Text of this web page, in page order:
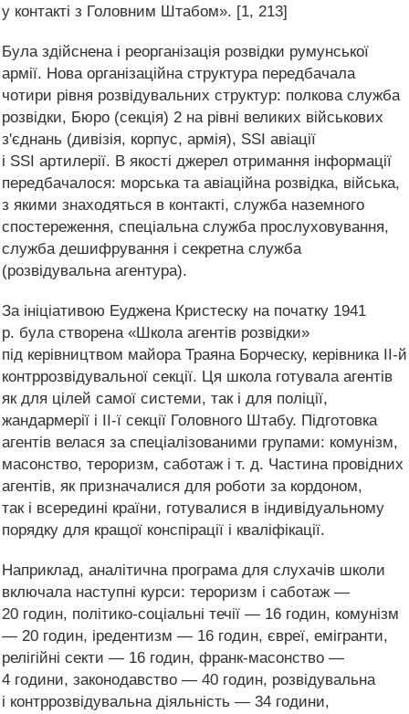
у контакті з Головним Штабом». [1, 213]
Була здійснена і реорганізація розвідки румунської
армії. Нова організаційна структура передбачала
чотири рівня розвідувальних структур: полкова служба
розвідки, Бюро (секція) 2 на рівні великих військових
з'єднань (дивізія, корпус, армія), SSI авіації
і SSI артилерії. В якості джерел отримання інформації
передбачалося: морська та авіаційна розвідка, війська,
з якими знаходяться в контакті, служба наземного
спостереження, спеціальна служба прослуховування,
служба дешифрування і секретна служба
(розвідувальна агентура).
За ініціативою Еуджена Кристеску на початку 1941
р. була створена «Школа агентів розвідки»
під керівництвом майора Траяна Борческу, керівника II-й
контррозвідувальної секції. Ця школа готувала агентів
як для цілей самої системи, так і для поліції,
жандармерії і II-ї секції Головного Штабу. Підготовка
агентів велася за спеціалізованими групами: комунізм,
масонство, тероризм, саботаж і т. д. Частина провідних
агентів, як призначалися для роботи за кордоном,
так і всередині країни, готувалися в індивідуальному
порядку для кращої конспірації і кваліфікації.
Наприклад, аналітична програма для слухачів школи
включала наступні курси: тероризм і саботаж —
20 годин, політико-соціальні течії — 16 годин, комунізм
— 20 годин, іредентизм — 16 годин, євреї, емігранти,
релігійні секти — 16 годин, франк-масонство —
4 години, законодавство — 40 годин, розвідувальна
і контррозвідувальна діяльність — 34 години,